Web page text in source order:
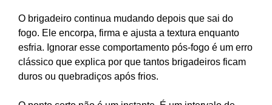
O brigadeiro continua mudando depois que sai do
fogo. Ele encorpa, firma e ajusta a textura enquanto
esfria. Ignorar esse comportamento pós-fogo é um erro
clássico que explica por que tantos brigadeiros ficam
duros ou quebradiços após frios.